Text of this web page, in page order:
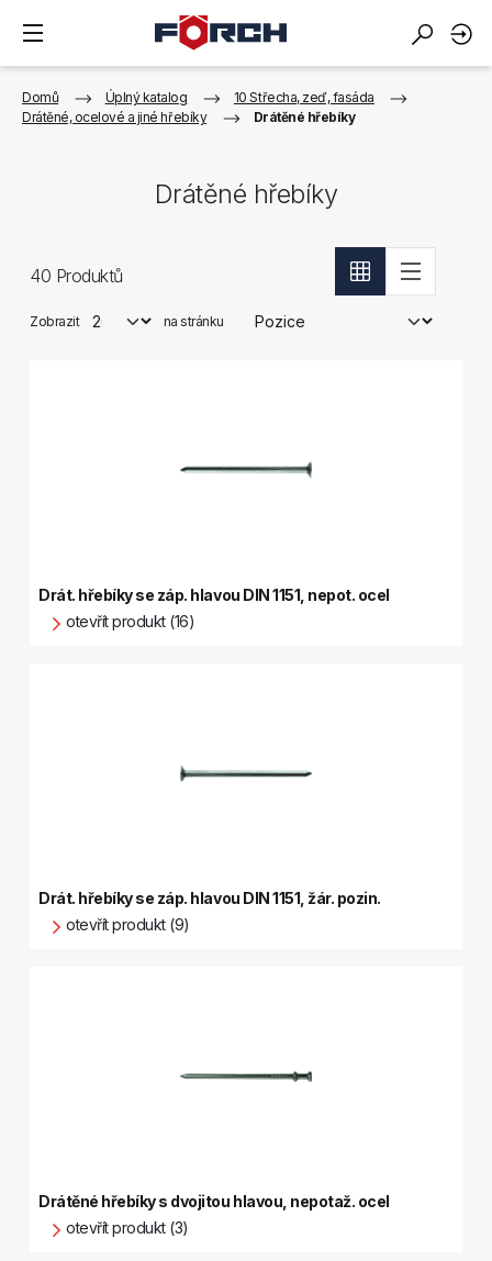
Domů Úplný katalog
10 Střecha, zeď, fasáda
Drátěné, ocelové a jiné hřebíky
Drátěné hřebíky
Drátěné hřebíky
40 Produktů
Zobrazit na stránku
Drát. hřebíky se záp. hlavou DIN 1151, nepot. ocel
otevřít produkt (16)
Drát. hřebíky se záp. hlavou DIN 1151, žár. pozin.
otevřít produkt (9)
Drátěné hřebíky s dvojitou hlavou, nepotaž. ocel
otevřít produkt (3)